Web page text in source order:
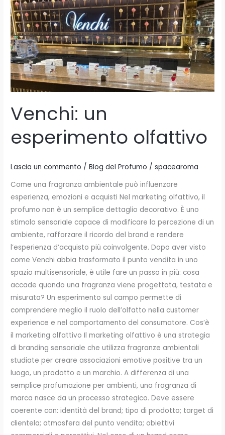
Venchi: un
esperimento olfattivo
Lascia un commento /Blog del Profumo /spacearoma
Come una fragranza ambientale può influenzare
esperienza, emozioni e acquisti Nel marketing olfattivo, il
profumo non è un semplice dettaglio decorativo. È uno
stimolo sensoriale capace di modificare la percezione di un
ambiente, rafforzare il ricordo del brand e rendere
l’esperienza d’acquisto più coinvolgente. Dopo aver visto
come Venchi abbia trasformato il punto vendita in uno
spazio multisensoriale, è utile fare un passo in più: cosa
accade quando una fragranza viene progettata, testata e
misurata? Un esperimento sul campo permette di
comprendere meglio il ruolo dell’olfatto nella customer
experience e nel comportamento del consumatore. Cos’è
il marketing olfattivo Il marketing olfattivo è una strategia
di branding sensoriale che utilizza fragranze ambientali
studiate per creare associazioni emotive positive tra un
luogo, un prodotto e un marchio. A differenza di una
semplice profumazione per ambienti, una fragranza di
marca nasce da un processo strategico. Deve essere
coerente con: identità del brand; tipo di prodotto; target di
clientela; atmosfera del punto vendita; obiettivi
un
esperimento
olfattivo